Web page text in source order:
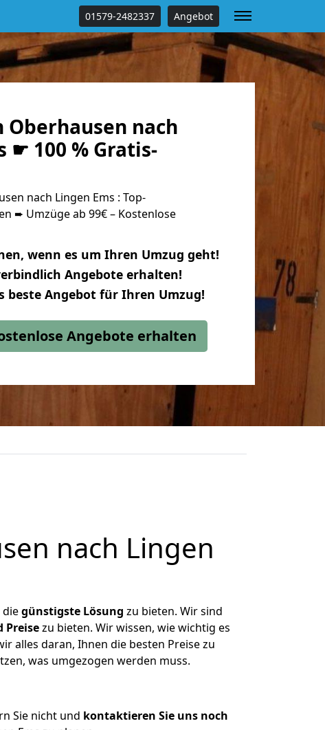
01579-2482337 Angebot
Oberhausen nach
☛ 100 % Gratis-
nach Lingen Ems : Top-
➨ Umzüge ab 99€ – Kostenlose
wenn es um Ihren Umzug geht!
Angebote erhalten!
beste Angebot für Ihren Umzug!
Angebote erhalten
nach Lingen
diegünstigste Lösung zu bieten. Wir sind
Preisezu bieten. Wir wissen, wie wichtig es
alles daran, Ihnen die besten Preise zu
was umgezogen werden muss.
Sie nicht und kontaktieren Sie uns noch